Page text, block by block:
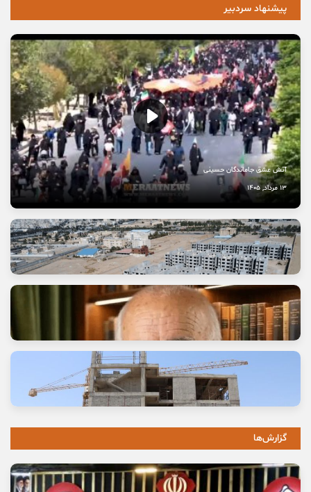
پیشنهاد سردبیر
آتش عشق جاماندگان حسینی
13 مرداد, 1405
وعده خانه‌ای که برای خانواده‌ها گران تمام شد
11 مرداد, 1405
10 مرداد, 1405
گزارش‌ها